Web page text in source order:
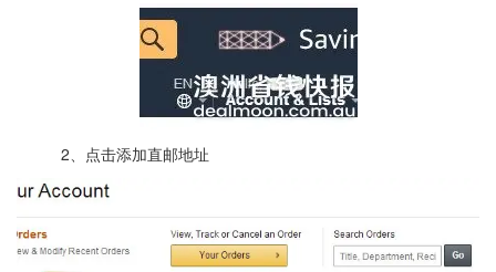
2、点击添加直邮地址